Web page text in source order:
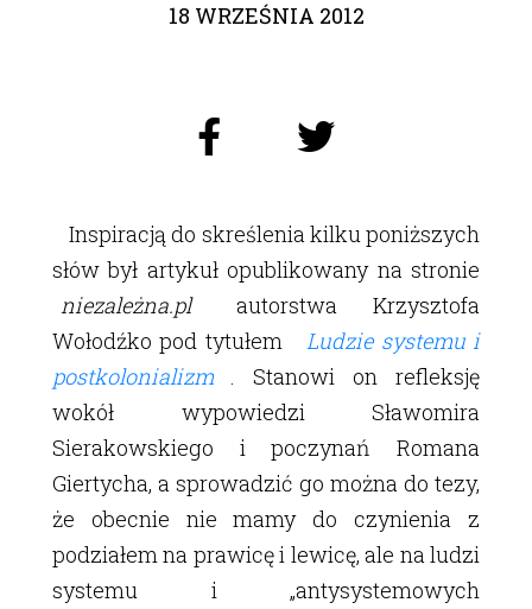
18 WRZEŚNIA 2012
Inspiracją do skreślenia kilku poniższych
słów był artykuł opublikowany na stronie
niezależna.pl
autorstwa Krzysztofa
Wołodźko pod tytułem
Ludzie systemu i
postkolonializm
. Stanowi on refleksję
wokół wypowiedzi Sławomira
Sierakowskiego i poczynań Romana
Giertycha, a sprowadzić go można do tezy,
że obecnie nie mamy do czynienia z
podziałem na prawicę i lewicę, ale na ludzi
systemu i „antysystemowych